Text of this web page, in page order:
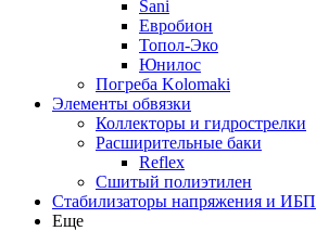
Sani
Евробион
Топол-Эко
Юнилос
Погреба Kolomaki
Элементы обвязки
Коллекторы и гидрострелки
Расширительные баки
Reflex
Сшитый полиэтилен
Стабилизаторы напряжения и ИБП
Еще